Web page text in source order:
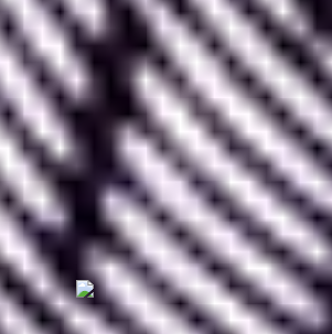
visuellement.
du Wireframe, le designer et les
par le produit définissent
et l’organisation de ce dernier.
sur les différentes pages et
ainsi que sur la mise en page
au niveau des éléments
textes, boutons, animations…)